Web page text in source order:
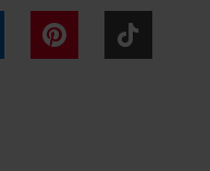
LinkedIn Pinterest